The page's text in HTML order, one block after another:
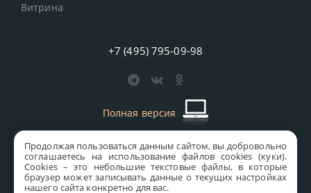
Продолжая пользоваться данным сайтом, вы добровольно
соглашаетесь на использование файлов cookies (куки).
Сookies – это небольшие текстовые файлы, в которые
браузер может записывать данные о текущих настройках
нашего сайта конкретно для вас.
Витрина
+7 (495) 795-09-98
Полная версия
старая версия сайтаMICS
Все права защищены © 1997-2026 MICS Distribution Company
Правовая информация